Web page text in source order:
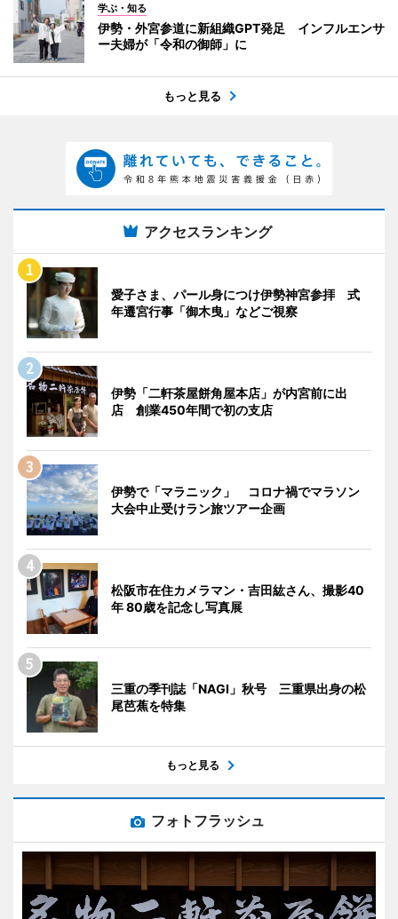
学ぶ・知る
伊勢・外宮参道に新組織GPT発足 インフルエンサ
ー夫婦が「令和の御師」に
もっと見る
アクセスランキング
愛子さま、パール身につけ伊勢神宮参拝 式
年遷宮行事「御木曳」などご視察
伊勢「二軒茶屋餅角屋本店」が内宮前に出
店 創業450年間で初の支店
伊勢で「マラニック」 コロナ禍でマラソン
大会中止受けラン旅ツアー企画
松阪市在住カメラマン・吉田紘さん、撮影40
年 80歳を記念し写真展
三重の季刊誌「NAGI」秋号 三重県出身の松
尾芭蕉を特集
もっと見る
フォトフラッシュ